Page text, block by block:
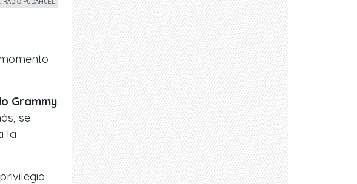
Grammy
se
la